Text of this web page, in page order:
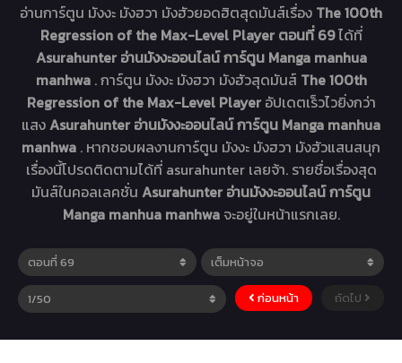
อ่านการ์ตูน มังงะ มังฮวา มังฮัวยอดฮิตสุดมันส์เรื่อง The 100th
Regression of the Max-Level Player ตอนที่ 69ได้ที่
Asurahunter อ่านมังงะออนไลน์ การ์ตูน Manga manhua
manhwa . การ์ตูน มังงะ มังฮวา มังฮัวสุดมันส์ The 100th
Regression of the Max-Level Player อัปเดตเร็วไวยิ่งกว่า
แสงAsurahunter อ่านมังงะออนไลน์ การ์ตูน Manga manhua
manhwa . หากชอบผลงานการ์ตูน มังงะ มังฮวา มังฮัวแสนสนุก
เรื่องนี้โปรดติดตามได้ที่ asurahunter เลยจ้า. รายชื่อเรื่องสุด
มันส์ในคอลเลคชั่น Asurahunter อ่านมังงะออนไลน์ การ์ตูน
Manga manhua manhwa จะอยู่ในหน้าแรกเลย.
ก่อนหน้า ถัดไป